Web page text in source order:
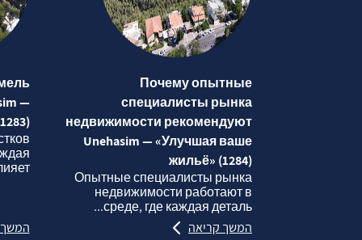
Почему опытные
специалисты рынка
недвижимости рекомендуют
Unehasim — «Улучшая ваше
жильё» (1284)
Опытные специалисты рынка
недвижимости работают в
среде, где каждая деталь...
המשך קריאה
—